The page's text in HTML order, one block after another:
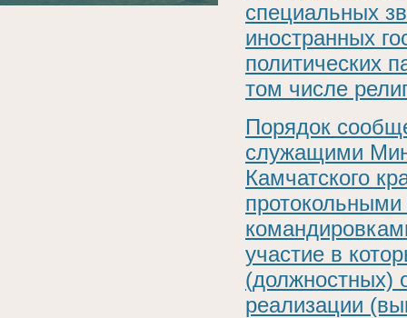
специальных
иностранных
политических
том числе
Порядок
служащими
Камчатского
участие в
(должностных)
реализации